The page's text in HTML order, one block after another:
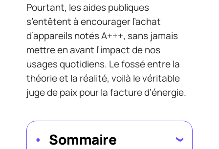
Pourtant, les aides publiques
s’entêtent à encourager l’achat
d’appareils notés A+++, sans jamais
mettre en avant l’impact de nos
usages quotidiens. Le fossé entre la
théorie et la réalité, voilà le véritable
juge de paix pour la facture d’énergie.
Sommaire